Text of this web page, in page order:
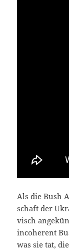
Als die Bush
schaft der
visch
inco­he­rent
was sie tat,